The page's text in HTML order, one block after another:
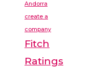
Andorra
create a
company
Fitch
Ratings